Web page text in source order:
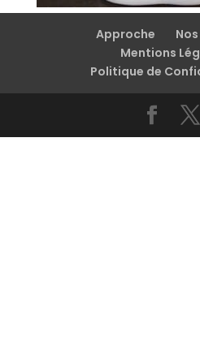
Approche
Mentions
Politique de